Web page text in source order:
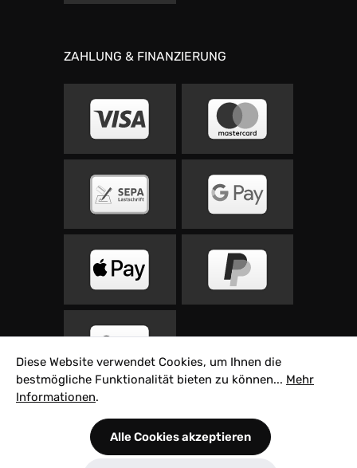
ZAHLUNG & FINANZIERUNG
Alle Preise inkl. gesetzl. Mehrwertsteuer zzgl.
Versandkosten
und ggf. Nachnahmegebühren,
Diese Website verwendet Cookies, um Ihnen die
bestmögliche Funktionalität bieten zu können... Mehr
Informationen.
Alle Cookies akzeptieren